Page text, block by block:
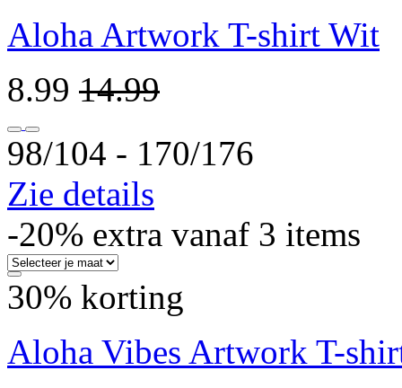
Aloha Artwork T-shirt Wit
8.99 14.99
98/104 ‐ 170/176
Zie details
-20% extra vanaf 3 items
30% korting
Aloha Vibes Artwork T-